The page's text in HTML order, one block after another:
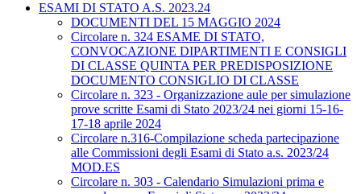
ESAMI DI STATO A.S. 2023.24
DOCUMENTI DEL 15 MAGGIO 2024
Circolare n. 324 ESAME DI STATO,
CONVOCAZIONE DIPARTIMENTI E CONSIGLI
DI CLASSE QUINTA PER PREDISPOSIZIONE
DOCUMENTO CONSIGLIO DI CLASSE
Circolare n. 323 - Organizzazione aule per simulazione
prove scritte Esami di Stato 2023/24 nei giorni 15-16-
17-18 aprile 2024
Circolare n.316-Compilazione scheda partecipazione
alle Commissioni degli Esami di Stato a.s. 2023/24
MOD.ES
Circolare n. 303 - Calendario Simulazioni prima e